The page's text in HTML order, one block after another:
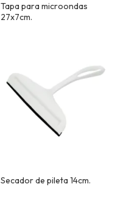
Tapa para microondas
27x7cm.
Secador de pileta 14cm.